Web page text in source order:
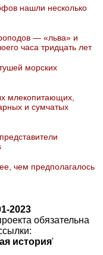
нашли несколько
— «льва» и
часа тридцать лет
морских
млекопитающих,
и сумчатых
чем предполагалось
2023
обязательна
история'